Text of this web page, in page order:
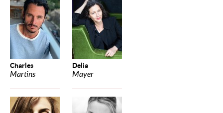
Charles
Martins
Delia
Mayer